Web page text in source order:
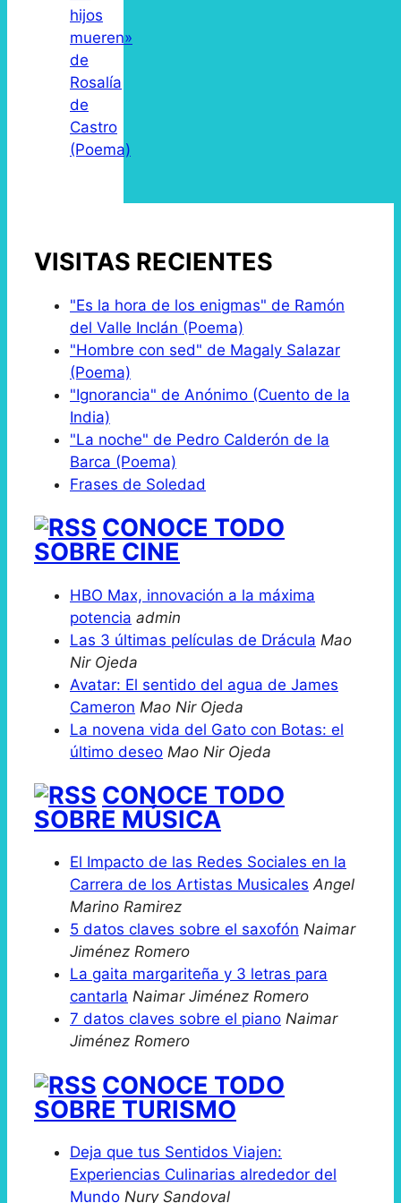
hijos
mueren»
de
Rosalía
de
Castro
(Poema)
VISITAS RECIENTES
"Es la hora de los enigmas" de Ramón
del Valle Inclán (Poema)
"Hombre con sed" de Magaly Salazar
(Poema)
"Ignorancia" de Anónimo (Cuento de la
India)
"La noche" de Pedro Calderón de la
Barca (Poema)
Frases de Soledad
CONOCE TODO
SOBRE CINE
HBO Max, innovación a la máxima
potencia admin
Las 3 últimas películas de Drácula Mao
Nir Ojeda
Avatar: El sentido del agua de James
Cameron Mao Nir Ojeda
La novena vida del Gato con Botas: el
último deseo Mao Nir Ojeda
CONOCE TODO
SOBRE MÚSICA
El Impacto de las Redes Sociales en la
Carrera de los Artistas Musicales Angel
Marino Ramirez
5 datos claves sobre el saxofón Naimar
Jiménez Romero
La gaita margariteña y 3 letras para
cantarla Naimar Jiménez Romero
7 datos claves sobre el piano Naimar
Jiménez Romero
CONOCE TODO
SOBRE TURISMO
Deja que tus Sentidos Viajen:
Experiencias Culinarias alrededor del
Mundo Nury Sandoval